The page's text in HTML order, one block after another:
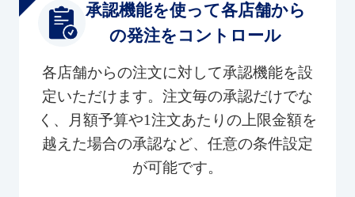
承認機能を使って各店舗から
の発注をコントロール
各店舗からの注文に対して承認機能を設
定いただけます。注文毎の承認だけでな
く、月額予算や1注文あたりの上限金額を
越えた場合の承認など、任意の条件設定
が可能です。